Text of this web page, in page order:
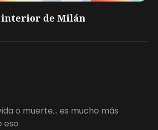
interior de Milán
o muerte... es mucho más
eso